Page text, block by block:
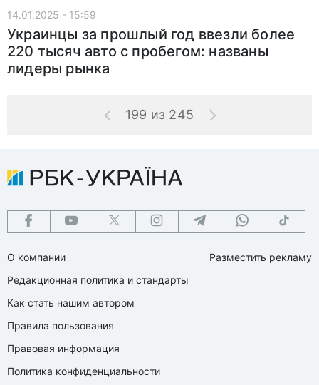
14.01.2025 - 15:59
Украинцы за прошлый год ввезли более
220 тысяч авто с пробегом: названы
лидеры рынка
199 из 245
О компании
Редакционная политика и стандарты
Как стать нашим автором
Правила пользования
Правовая информация
Политика конфиденциальности
Разместить рекламу